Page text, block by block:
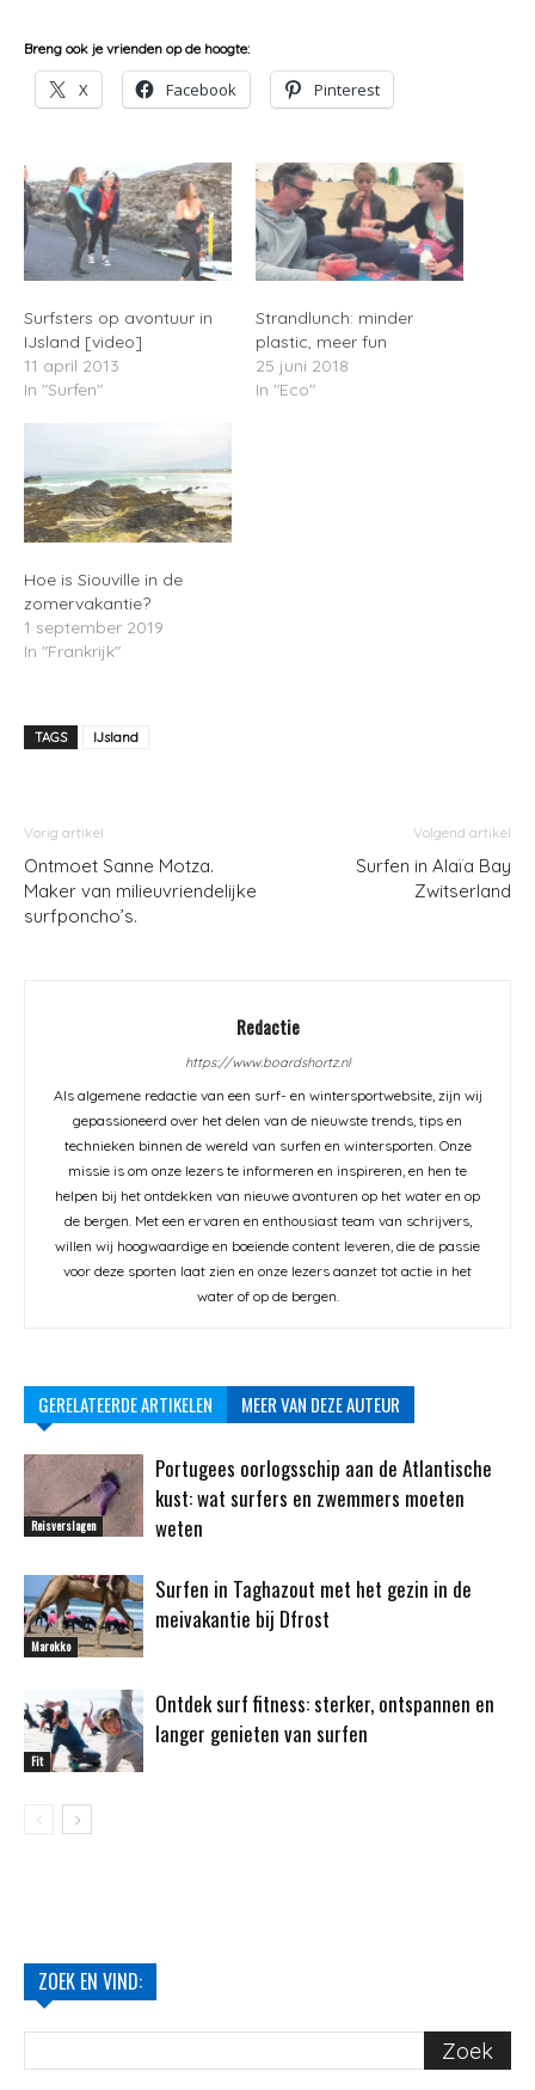
Breng ook je vrienden op de hoogte:
X Facebook Pinterest
Surfsters op avontuur in
IJsland [video]
11 april 2013
In "Surfen"
Strandlunch: minder
plastic, meer fun
25 juni 2018
In "Eco"
Hoe is Siouville in de
zomervakantie?
1 september 2019
In "Frankrijk"
TAGS IJsland
Vorig artikel
Ontmoet Sanne Motza.
Maker van milieuvriendelijke
surfponcho’s.
Volgend artikel
Surfen in Alaïa Bay
Zwitserland
Redactie
https://www.boardshortz.nl
Als algemene redactie van een surf- en wintersportwebsite, zijn wij
gepassioneerd over het delen van de nieuwste trends, tips en
technieken binnen de wereld van surfen en wintersporten. Onze
missie is om onze lezers te informeren en inspireren, en hen te
helpen bij het ontdekken van nieuwe avonturen op het water en op
de bergen. Met een ervaren en enthousiast team van schrijvers,
willen wij hoogwaardige en boeiende content leveren, die de passie
voor deze sporten laat zien en onze lezers aanzet tot actie in het
water of op de bergen.
GERELATEERDE ARTIKELEN MEER VAN DEZE AUTEUR
Reisverslagen
Portugees oorlogsschip aan de Atlantische
kust: wat surfers en zwemmers moeten
weten
Marokko
Surfen in Taghazout met het gezin in de
meivakantie bij Dfrost
Fit
Ontdek surf fitness: sterker, ontspannen en
langer genieten van surfen
ZOEK EN VIND: